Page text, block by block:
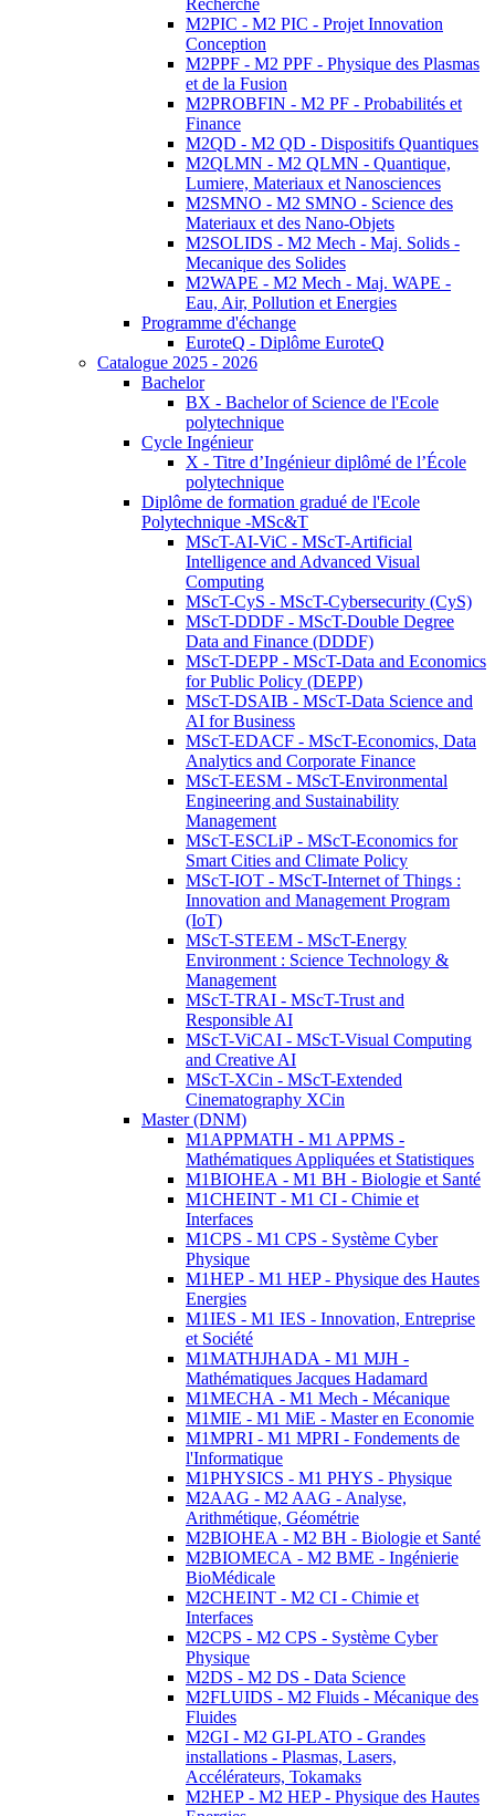
Recherche
M2PIC - M2 PIC - Projet Innovation
Conception
M2PPF - M2 PPF - Physique des Plasmas
et de la Fusion
M2PROBFIN - M2 PF - Probabilités et
Finance
M2QD - M2 QD - Dispositifs Quantiques
M2QLMN - M2 QLMN - Quantique,
Lumiere, Materiaux et Nanosciences
M2SMNO - M2 SMNO - Science des
Materiaux et des Nano-Objets
M2SOLIDS - M2 Mech - Maj. Solids -
Mecanique des Solides
M2WAPE - M2 Mech - Maj. WAPE -
Eau, Air, Pollution et Energies
Programme d'échange
EuroteQ - Diplôme EuroteQ
Catalogue 2025 - 2026
Bachelor
BX - Bachelor of Science de l'Ecole
polytechnique
Cycle Ingénieur
X - Titre d’Ingénieur diplômé de l’École
polytechnique
Diplôme de formation gradué de l'Ecole
Polytechnique -MSc&T
MScT-AI-ViC - MScT-Artificial
Intelligence and Advanced Visual
Computing
MScT-CyS - MScT-Cybersecurity (CyS)
MScT-DDDF - MScT-Double Degree
Data and Finance (DDDF)
MScT-DEPP - MScT-Data and Economics
for Public Policy (DEPP)
MScT-DSAIB - MScT-Data Science and
AI for Business
MScT-EDACF - MScT-Economics, Data
Analytics and Corporate Finance
MScT-EESM - MScT-Environmental
Engineering and Sustainability
Management
MScT-ESCLiP - MScT-Economics for
Smart Cities and Climate Policy
MScT-IOT - MScT-Internet of Things :
Innovation and Management Program
(IoT)
MScT-STEEM - MScT-Energy
Environment : Science Technology &
Management
MScT-TRAI - MScT-Trust and
Responsible AI
MScT-ViCAI - MScT-Visual Computing
and Creative AI
MScT-XCin - MScT-Extended
Cinematography XCin
Master (DNM)
M1APPMATH - M1 APPMS -
Mathématiques Appliquées et Statistiques
M1BIOHEA - M1 BH - Biologie et Santé
M1CHEINT - M1 CI - Chimie et
Interfaces
M1CPS - M1 CPS - Système Cyber
Physique
M1HEP - M1 HEP - Physique des Hautes
Energies
M1IES - M1 IES - Innovation, Entreprise
et Société
M1MATHJHADA - M1 MJH -
Mathématiques Jacques Hadamard
M1MECHA - M1 Mech - Mécanique
M1MIE - M1 MiE - Master en Economie
M1MPRI - M1 MPRI - Fondements de
l'Informatique
M1PHYSICS - M1 PHYS - Physique
M2AAG - M2 AAG - Analyse,
Arithmétique, Géométrie
M2BIOHEA - M2 BH - Biologie et Santé
M2BIOMECA - M2 BME - Ingénierie
BioMédicale
M2CHEINT - M2 CI - Chimie et
Interfaces
M2CPS - M2 CPS - Système Cyber
Physique
M2DS - M2 DS - Data Science
M2FLUIDS - M2 Fluids - Mécanique des
Fluides
M2GI - M2 GI-PLATO - Grandes
installations - Plasmas, Lasers,
Accélérateurs, Tokamaks
M2HEP - M2 HEP - Physique des Hautes